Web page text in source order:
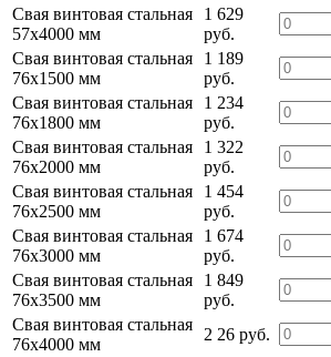
Свая винтовая стальная
57х4000 мм
1 629
руб.
Свая винтовая стальная
76х1500 мм
1 189
руб.
Свая винтовая стальная
76х1800 мм
1 234
руб.
Свая винтовая стальная
76х2000 мм
1 322
руб.
Свая винтовая стальная
76х2500 мм
1 454
руб.
Свая винтовая стальная
76х3000 мм
1 674
руб.
Свая винтовая стальная
76х3500 мм
1 849
руб.
Свая винтовая стальная
76х4000 мм
2 26 руб.